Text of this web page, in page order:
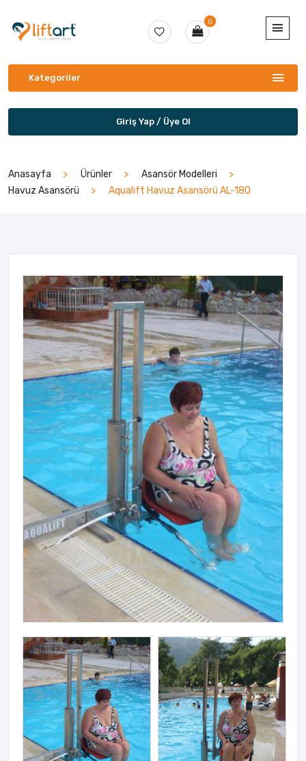
0
Kategoriler
Giriş Yap / Üye Ol
Anasayfa Ürünler
Asansör Modelleri
Havuz Asansörü
Aqualift Havuz Asansörü AL-180